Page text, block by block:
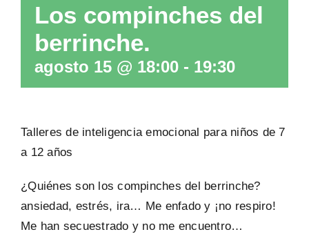
Los compinches del
berrinche.
agosto 15 @ 18:00 - 19:30
Talleres de inteligencia emocional para niños de 7
a 12 años
¿Quiénes son los compinches del berrinche?
ansiedad, estrés, ira… Me enfado y ¡no respiro!
Me han secuestrado y no me encuentro…